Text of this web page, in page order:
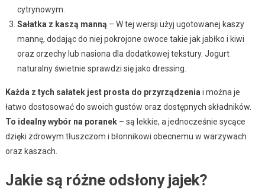
cytrynowym.
Sałatka z kaszą manną – W tej wersji użyj ugotowanej kaszy
mannę, dodając do niej pokrojone owoce takie jak jabłko i kiwi
oraz orzechy lub nasiona dla dodatkowej tekstury. Jogurt
naturalny świetnie sprawdzi się jako dressing.
Każda z tych sałatek jest prosta do przyrządzenia i można je
łatwo dostosować do swoich gustów oraz dostępnych składników.
To idealny wybór na poranek– są lekkie, a jednocześnie sycące
dzięki zdrowym tłuszczom i błonnikowi obecnemu w warzywach
oraz kaszach.
Jakie są różne odsłony jajek?